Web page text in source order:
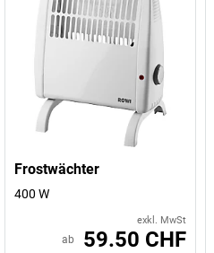
Frostwächter
400 W
exkl. MwSt
ab 59.50 CHF